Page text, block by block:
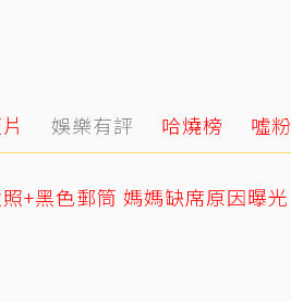
娛樂有評 哈燒榜 噓粉
+黑色郵筒 媽媽缺席原因曝光